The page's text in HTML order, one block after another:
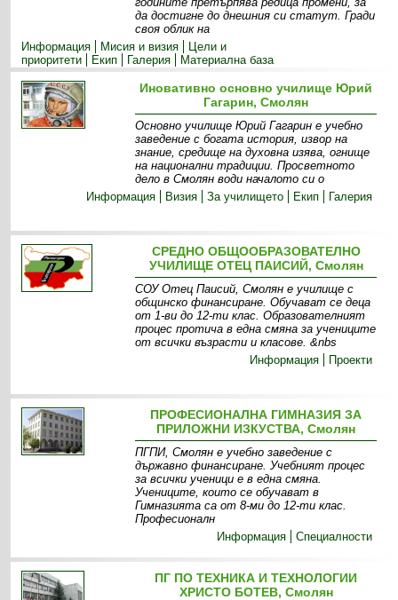
да достигне до днешния си статут. Гради
своя облик на
Информация
Мисия и визия
Цели и
приоритети
Екип Галерия Материална база
Иновативно основно училище Юрий
Гагарин, Смолян
Основно училище Юрий Гагарин е учебно
заведение с богата история, извор на
знание, средище на духовна изява, огнище
на национални традиции. Просветното
дело в Смолян води началото си о
Информация
Визия За училището Екип Галерия
СРЕДНО ОБЩООБРАЗОВАТЕЛНО
УЧИЛИЩЕ ОТЕЦ ПАИСИЙ, Смолян
СОУ Отец Паисий, Смолян е училище с
общинско финансиране. Обучават се деца
от 1-ви до 12-ти клас. Образователният
процес протича в една смяна за учениците
от всички възрасти и класове. &nbs
Информация
Проекти
ПРОФЕСИОНАЛНА ГИМНАЗИЯ ЗА
ПРИЛОЖНИ ИЗКУСТВА, Смолян
ПГПИ, Смолян е учебно заведение с
държавно финансиране. Учебният процес
за всички ученици е в една смяна.
Учениците, които се обучават в
Гимназията са от 8-ми до 12-ти клас.
Професионалн
Информация
Специалности
ПГ ПО ТЕХНИКА И ТЕХНОЛОГИИ
ХРИСТО БОТЕВ, Смолян